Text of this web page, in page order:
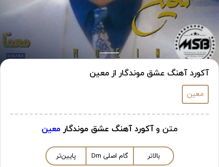
آکورد آهنگ عشق موندگار از معین
معین
متن و آکورد آهنگ عشق موندگار معین
بالاتر گام اصلی Dm پایین‌تر